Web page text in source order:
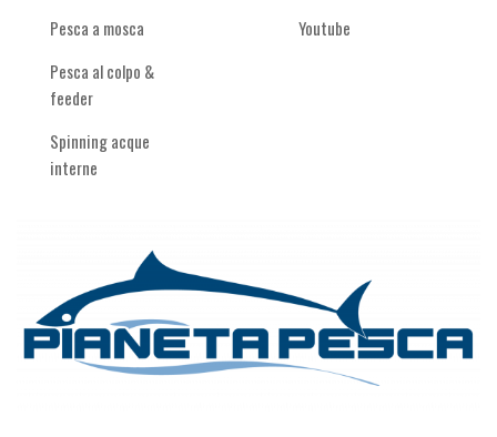
Pesca a mosca
Pesca al colpo &
feeder
Spinning acque
interne
Youtube